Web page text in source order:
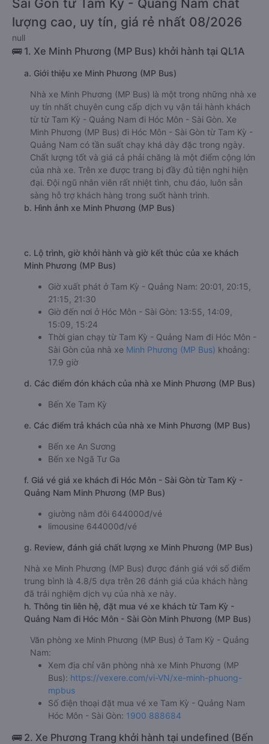
Sài Gòn từ Tam Kỳ - Quảng Nam chất
lượng cao, uy tín, giá rẻ nhất 08/2026
null
🚌 1. Xe Minh Phương (MP Bus) khởi hành tại QL1A
a. Giới thiệu xe Minh Phương (MP Bus)
Nhà xe Minh Phương (MP Bus) là một trong những nhà xe
uy tín nhất chuyên cung cấp dịch vụ vận tải hành khách
từ từ Tam Kỳ - Quảng Nam đi Hóc Môn - Sài Gòn. Xe
Minh Phương (MP Bus) đi Hóc Môn - Sài Gòn từ Tam Kỳ -
Quảng Nam có tần suất chạy khá dày đặc trong ngày.
Chất lượng tốt và giá cả phải chăng là một điểm cộng lớn
của nhà xe. Trên xe được trang bị đầy đủ tiện nghi hiện
đại. Đội ngũ nhân viên rất nhiệt tình, chu đáo, luôn sẵn
sàng hỗ trợ khách hàng trong suốt hành trình.
b. Hình ảnh xe Minh Phương (MP Bus)
c. Lộ trình, giờ khởi hành và giờ kết thúc của xe khách
Minh Phương (MP Bus)
Giờ xuất phát ở Tam Kỳ - Quảng Nam: 20:01, 20:15,
21:15, 21:30
Giờ đến nơi ở Hóc Môn - Sài Gòn: 13:55, 14:09,
15:09, 15:24
Thời gian chạy từ Tam Kỳ - Quảng Nam đi Hóc Môn -
Sài Gòn của nhà xe Minh Phương (MP Bus) khoảng:
17.9 giờ
d. Các điểm đón khách của nhà xe Minh Phương (MP Bus)
Bến Xe Tam Kỳ
e. Các điểm trả khách của nhà xe Minh Phương (MP Bus)
Bến xe An Sương
Bến xe Ngã Tư Ga
f. Giá vé giá xe khách đi Hóc Môn - Sài Gòn từ Tam Kỳ -
Quảng Nam Minh Phương (MP Bus)
giường nằm đôi 644000đ/vé
limousine 644000đ/vé
g. Review, đánh giá chất lượng xe Minh Phương (MP Bus)
Nhà xe Minh Phương (MP Bus) được đánh giá với số điểm
trung bình là 4.8/5 dựa trên 26 đánh giá của khách hàng
đã trải nghiệm dịch vụ của nhà xe này.
h. Thông tin liên hệ, đặt mua vé xe khách từ Tam Kỳ -
Quảng Nam đi Hóc Môn - Sài Gòn Minh Phương (MP Bus)
Văn phòng xe Minh Phương (MP Bus) ở Tam Kỳ - Quảng
Nam:
Xem địa chỉ văn phòng nhà xe Minh Phương (MP
Bus): https://vexere.com/vi-VN/xe-minh-phuong-
mpbus
Số điện thoại đặt mua vé xe Tam Kỳ - Quảng Nam
Hóc Môn - Sài Gòn: 1900 888684
🚌 2. Xe Phương Trang khởi hành tại undefined (Bến